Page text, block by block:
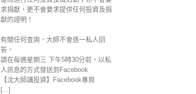
求捐獻，更不會要求提供任何投資及捐
獻的證明！
有關任何查詢，大師不會逐一私人回
答，
請在每週星期三 下午5時30分前，以私
人訊息的方式發送到Facebook
【沈大師講投資】Facebook專頁
[...]